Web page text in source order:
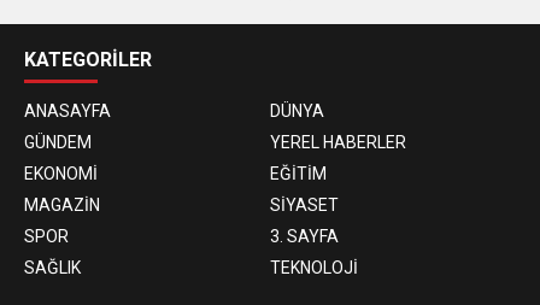
KATEGORİLER
ANASAYFA
DÜNYA
GÜNDEM
YEREL HABERLER
EKONOMİ
EĞİTİM
MAGAZİN
SİYASET
SPOR
3. SAYFA
SAĞLIK
TEKNOLOJİ